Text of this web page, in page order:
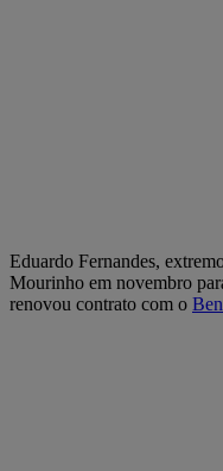
Eduardo Fernandes,
Mourinho em novembro
renovou contrato com o